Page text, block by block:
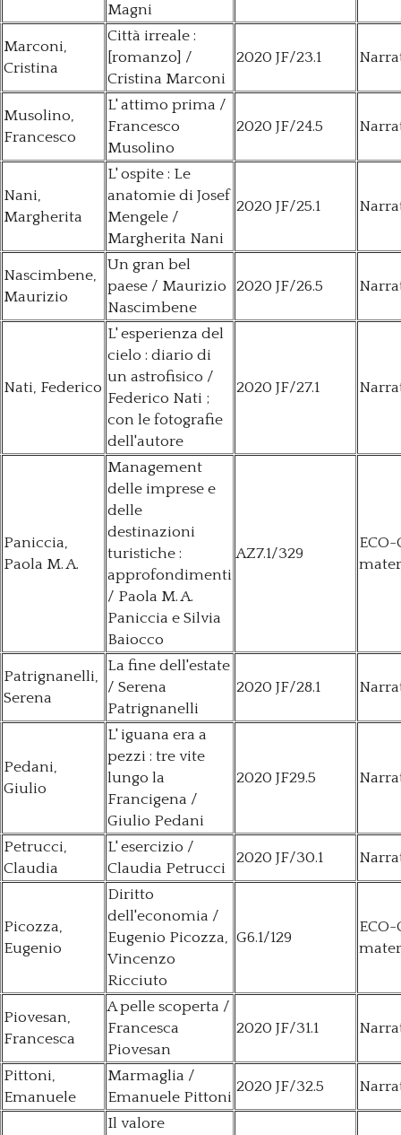
Magni
Marconi,
Cristina
Città irreale :
[romanzo] /
Cristina Marconi
2020 JF/23.1
Musolino,
Francesco
L' attimo prima /
Francesco
Musolino
2020 JF/24.5
Nani,
Margherita
L' ospite : Le
anatomie di Josef
Mengele /
Margherita Nani
2020 JF/25.1
Nascimbene,
Maurizio
Un gran bel
paese / Maurizio
Nascimbene
2020 JF/26.5
Nati, Federico
L' esperienza del
cielo : diario di
un astrofisico /
Federico Nati ;
con le fotografie
dell'autore
2020 JF/27.1
Paniccia,
Paola M. A.
Management
delle imprese e
delle
destinazioni
turistiche :
approfondimenti
/ Paola M. A.
Paniccia e Silvia
Baiocco
AZ7.1/329
ECO-
Patrignanelli,
Serena
La fine dell'estate
/ Serena
Patrignanelli
2020 JF/28.1
Pedani,
Giulio
L' iguana era a
pezzi : tre vite
lungo la
Francigena /
Giulio Pedani
2020 JF29.5
Petrucci,
Claudia
L' esercizio /
Claudia Petrucci
2020 JF/30.1
Picozza,
Eugenio
Diritto
dell'economia /
Eugenio Picozza,
Vincenzo
Ricciuto
G6.1/129
ECO-
Piovesan,
Francesca
A pelle scoperta /
Francesca
Piovesan
2020 JF/31.1
Pittoni,
Emanuele
Marmaglia /
Emanuele Pittoni
2020 JF/32.5
Il valore